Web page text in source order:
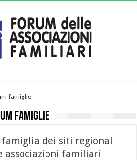
famiglie
famiglie
famiglia dei siti regionali
associazioni familiari